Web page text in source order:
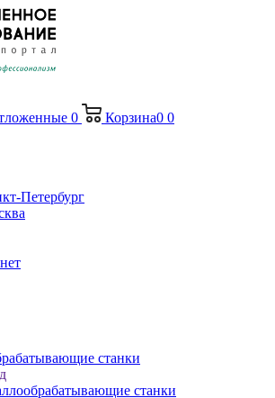
0 Корзина0 0
Петербург
станки
станки